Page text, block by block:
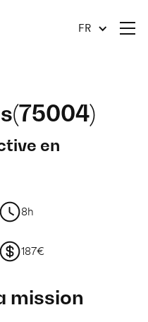
FR
(75004)
en
8h
187€
mission